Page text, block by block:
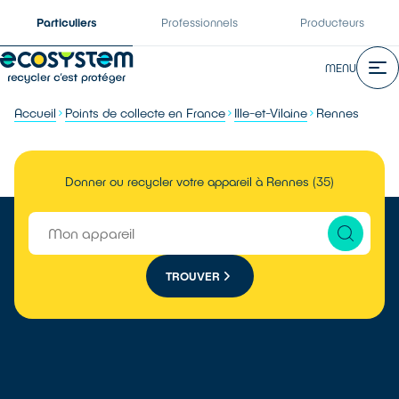
Particuliers Professionnels Producteurs
MENU
Accueil Points de collecte en France Ille-et-Vilaine Rennes
Donner ou recycler votre appareil à Rennes (35)
TROUVER